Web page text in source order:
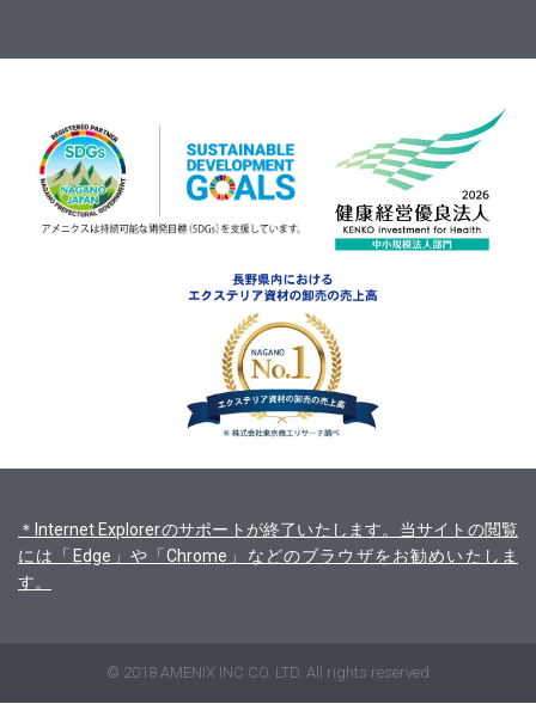
＊Internet Explorerのサポートが終了いたします。当サイトの閲覧
には「Edge」や「Chrome」などのブラウザをお勧めいたしま
す。
© 2018 AMENIX INC CO. LTD. All rights reserved